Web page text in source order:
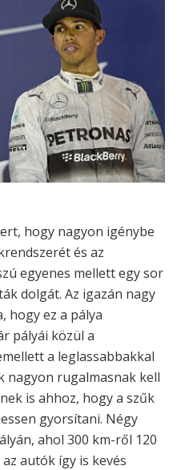
hogy nagyon igénybe
és az
egyenes mellett egy sor
dolgát. Az igazán nagy
hogy ez a pálya
pályái közül a
a leglassabbakkal
nagyon rugalmasnak kell
is ahhoz, hogy a szűk
gyorsítani. Négy
ahol 300 km-ről 120
autók így is kevés